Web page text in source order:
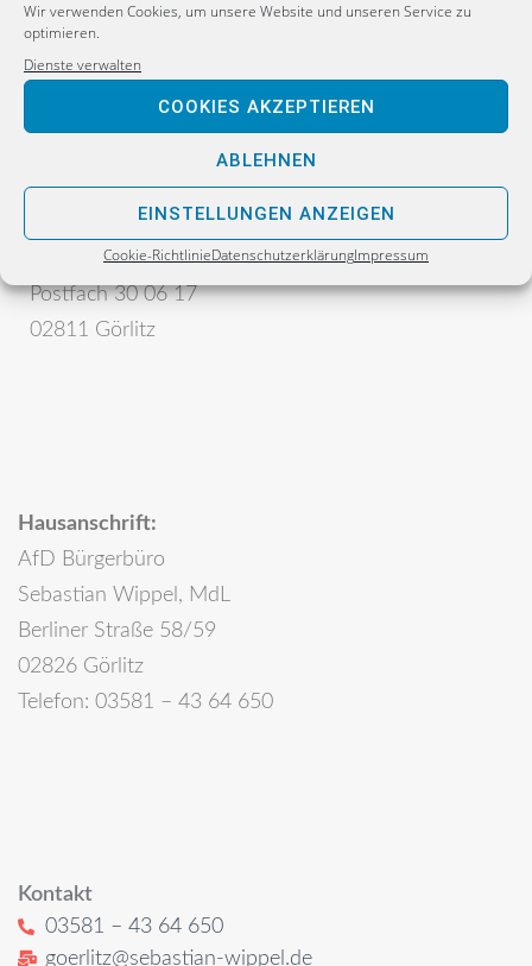
Wir verwenden Cookies, um unsere Website und unseren Service zu
optimieren.
Dienste verwalten
COOKIES AKZEPTIEREN
ABLEHNEN
EINSTELLUNGEN ANZEIGEN
Cookie-RichtlinieDatenschutzerklärungImpressum
Sebastian Wippel
Alternative für Deutschland
Bürgerbüro
Postfach 30 06 17
02811 Görlitz
Hausanschrift:
AfD Bürgerbüro
Sebastian Wippel, MdL
Berliner Straße 58/59
02826 Görlitz
Telefon: 03581 – 43 64 650
Kontakt
03581 – 43 64 650
goerlitz@sebastian-wippel.de